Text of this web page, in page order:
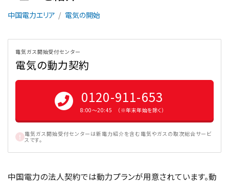
中国電力エリア 電気の開始
電気ガス開始受付センター
電気の動力契約
0120-911-653
8:00〜20:45 （※年末年始を除く）
電気ガス開始受付センターは新電力紹介を含む電気やガスの取次総合サービ
スです。
中国電力の法人契約では動力プランが用意されています。動